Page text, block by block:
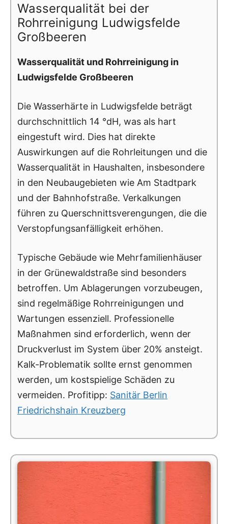
Wasserqualität bei der
Rohrreinigung Ludwigsfelde
Großbeeren
Wasserqualität und Rohrreinigung in
Ludwigsfelde Großbeeren
Die Wasserhärte in Ludwigsfelde beträgt
durchschnittlich 14 °dH, was als hart
eingestuft wird. Dies hat direkte
Auswirkungen auf die Rohrleitungen und die
Wasserqualität in Haushalten, insbesondere
in den Neubaugebieten wie Am Stadtpark
und der Bahnhofstraße. Verkalkungen
führen zu Querschnittsverengungen, die die
Verstopfungsanfälligkeit erhöhen.
Typische Gebäude wie Mehrfamilienhäuser
in der Grünewaldstraße sind besonders
betroffen. Um Ablagerungen vorzubeugen,
sind regelmäßige Rohrreinigungen und
Wartungen essenziell. Professionelle
Maßnahmen sind erforderlich, wenn der
Druckverlust im System über 20% ansteigt.
Kalk-Problematik sollte ernst genommen
werden, um kostspielige Schäden zu
vermeiden. Profitipp: Sanitär Berlin
Friedrichshain Kreuzberg